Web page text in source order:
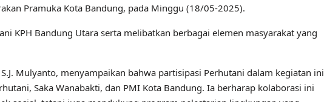
Pramuka Kota Bandung, pada Minggu (18/05-2025).
KPH Bandung Utara serta melibatkan berbagai elemen masyarakat yang
Mulyanto, menyampaikan bahwa partisipasi Perhutani dalam kegiatan ini
Saka Wanabakti, dan PMI Kota Bandung. Ia berharap kolaborasi ini